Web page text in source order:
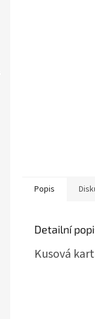
Popis
Detailní
Kusová